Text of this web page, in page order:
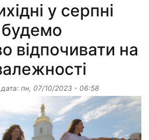
у серпні
відпочивати на
дата: пн, 07/10/2023 - 06:58